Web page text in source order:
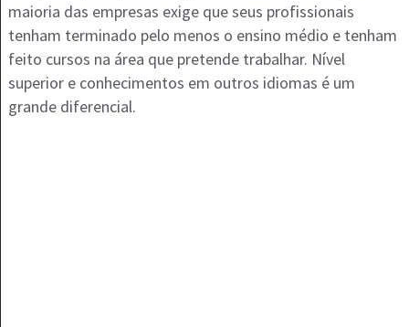
maioria das empresas exige que seus profissionais
tenham terminado pelo menos o ensino médio e tenham
feito cursos na área que pretende trabalhar. Nível
superior e conhecimentos em outros idiomas é um
grande diferencial.